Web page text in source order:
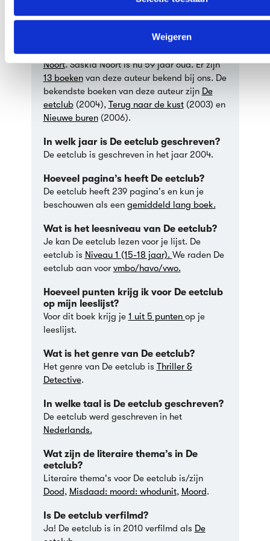
Weigeren
Wie schreef De eetclub?
De eetclub werd geschreven doorSaskia
Noort. Saskia Noort is nu 59 jaar oud. Er zijn
13 boekenvan deze auteur bekend bij ons. De
bekendste boeken van deze auteur zijn De
eetclub(2004), Terug naar de kust(2003) en
Nieuwe buren(2006).
In welk jaar is De eetclub geschreven?
De eetclub is geschreven in het jaar 2004.
Hoeveel pagina’s heeft De eetclub?
De eetclub heeft 239 pagina's en kun je
beschouwen als een gemiddeld lang boek.
Wat is het leesniveau van De eetclub?
Je kan De eetclub lezen voor je lijst. De
eetclub is Niveau 1 (15-18 jaar). We raden De
eetclub aan voor vmbo/havo/vwo.
Hoeveel punten krijg ik voor De eetclub
op mijn leeslijst?
Voor dit boek krijg je 1 uit 5 punten op je
leeslijst.
Wat is het genre van De eetclub?
Het genre van De eetclub is Thriller &
Detective.
In welke taal is De eetclub geschreven?
De eetclub werd geschreven in het
Nederlands.
Wat zijn de literaire thema’s in De
eetclub?
Literaire thema's voor De eetclub is/zijn
Dood, Misdaad: moord: whodunit, Moord.
Is De eetclub verfilmd?
Ja! De eetclub is in 2010 verfilmd als De